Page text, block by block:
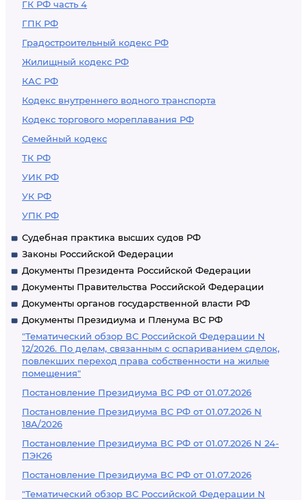
ГК РФ часть 4
ГПК РФ
Градостроительный кодекс РФ
Жилищный кодекс РФ
КАС РФ
Кодекс внутреннего водного транспорта
Кодекс торгового мореплавания РФ
Семейный кодекс
ТК РФ
УИК РФ
УК РФ
УПК РФ
Судебная практика высших судов РФ
Законы Российской Федерации
Документы Президента Российской Федерации
Документы Правительства Российской Федерации
Документы органов государственной власти РФ
Документы Президиума и Пленума ВС РФ
"Тематический обзор ВС Российской Федерации N
12/2026. По делам, связанным с оспариванием сделок,
повлекших переход права собственности на жилые
помещения"
Постановление Президиума ВС РФ от 01.07.2026
Постановление Президиума ВС РФ от 01.07.2026 N
18А/2026
Постановление Президиума ВС РФ от 01.07.2026 N 24-
ПЭК26
Постановление Президиума ВС РФ от 01.07.2026
"Тематический обзор ВС Российской Федерации N